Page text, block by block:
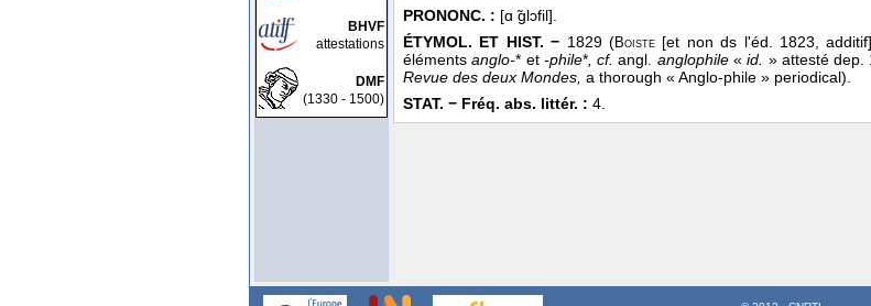
BHVF
attestations
DMF
(1330 - 1500)
PRONONC. : [ɑ ̃glɔfil].
ÉTYMOL. ET HIST. − 1829 (Boiste[et non ds l'éd. 1823,
élémentsanglo-* et -phile*, cf. angl. anglophile«id. » attesté dep.
Revue des deux Mondes, a thorough « Anglo-phile » periodical).
STAT. − Fréq. abs. littér. : 4.